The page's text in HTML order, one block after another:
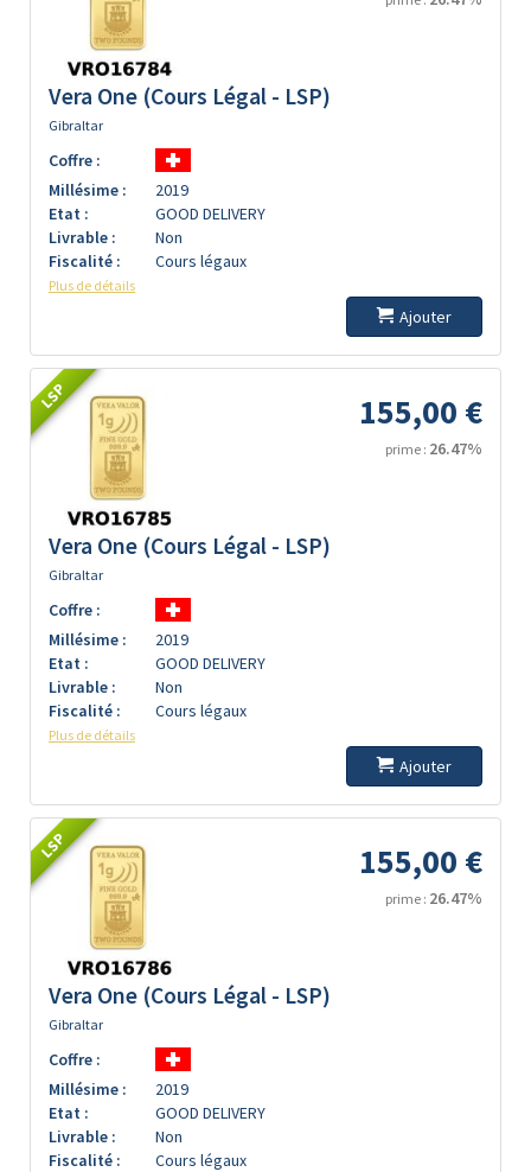
Vera One (Cours Légal - LSP)
Gibraltar
Coffre :
Millésime :
2019
Etat :
GOOD DELIVERY
Livrable :
Non
Fiscalité :
Cours légaux
Plus de détails
Ajouter
LSP 155,00 €
prime : 26.47%
Vera One (Cours Légal - LSP)
Gibraltar
Coffre :
Millésime :
2019
Etat :
GOOD DELIVERY
Livrable :
Non
Fiscalité :
Cours légaux
Plus de détails
Ajouter
LSP 155,00 €
prime : 26.47%
Vera One (Cours Légal - LSP)
Gibraltar
Coffre :
Millésime :
2019
Etat :
GOOD DELIVERY
Livrable :
Non
Fiscalité :
Cours légaux